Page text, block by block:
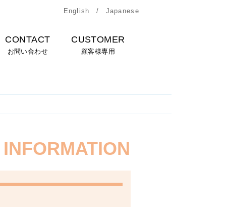
English / Japanese
CONTACT
お問い合わせ
CUSTOMER
顧客様専用
INFORMATION